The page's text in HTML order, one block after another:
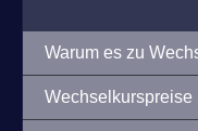
Warum es zu
Wechselkurspreise